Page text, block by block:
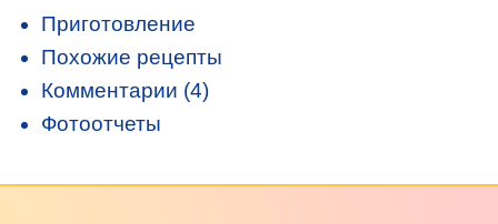
Приготовление
Похожие рецепты
Комментарии (4)
Фотоотчеты